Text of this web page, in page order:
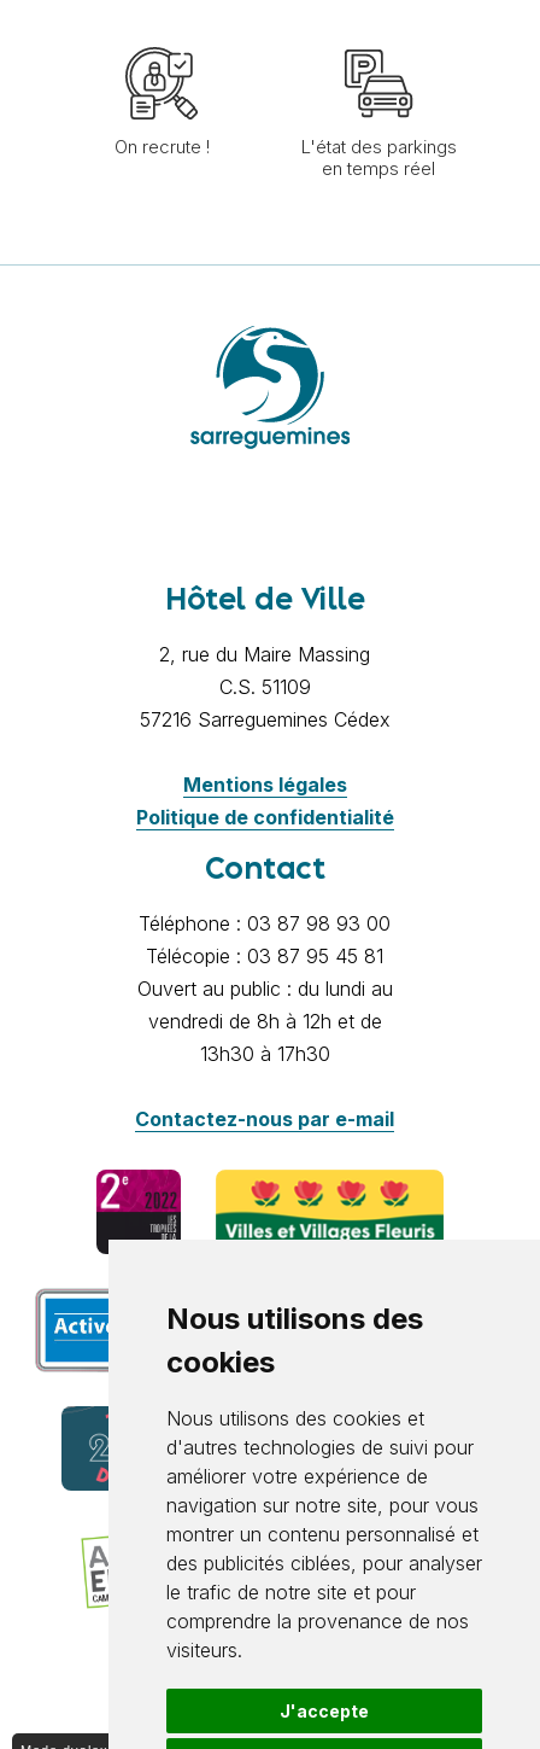
Nous utilisons des
cookies
Nous utilisons des cookies et
d'autres technologies de suivi pour
améliorer votre expérience de
navigation sur notre site, pour vous
montrer un contenu personnalisé et
des publicités ciblées, pour analyser
le trafic de notre site et pour
comprendre la provenance de nos
visiteurs.
J'accepte
On recrute !
L'état des parkings
en temps réel
Hôtel de Ville
2, rue du Maire Massing
C.S. 51109
57216 Sarreguemines Cédex
Mentions légales
Politique de confidentialité
Contact
Téléphone : 03 87 98 93 00
Télécopie : 03 87 95 45 81
Ouvert au public : du lundi au
vendredi de 8h à 12h et de
13h30 à 17h30
Contactez-nous par e-mail